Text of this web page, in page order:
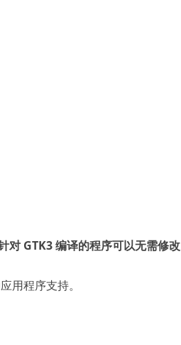
对 GTK3 编译的程序可以无需修改
用程序支持。